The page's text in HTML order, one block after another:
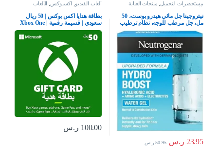
مستحضرات التجميل منتجات العناية
بالبشرة
نيتروجينا جل مائي هيدرو بوست، 50
مل، جل مرطب للوجه، نظام ترطيب
كامل للعناية بالبشرة مع حمض
الهيالورونيك، خفيف الوزن، غير
كوميدوغينيك، ومناسب للبشرة
الجافة – قد يختلف التغليف، من
نيوتريجينا
23.95 ر.س 50.95 ر.س
ألعاب الفيديو اكسبوكس الألعاب
بطاقة هدايا اكس بوكس | 50 ريال
سعودي | قسيمة رقمية | Xbox One
سلسلة S | X وويندوز | (كود التحميل)
– حساب المملكة العربية السعودية
100.00 ر.س